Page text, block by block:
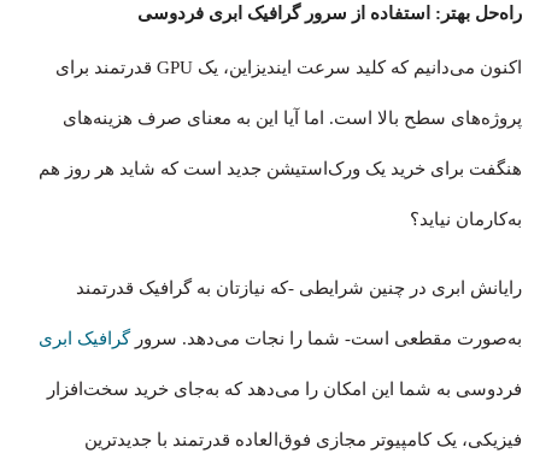
راه‌حل بهتر: استفاده از سرور گرافیک ابری فردوسی
اکنون می‌دانیم که کلید سرعت ایندیزاین، یک GPU قدرتمند برای
پروژه‌های سطح بالا است. اما آیا این به معنای صرف هزینه‌های
هنگفت برای خرید یک ورک‌استیشن جدید است که شاید هر روز هم
به‌کارمان نیاید؟
رایانش ابری در چنین شرایطی -که نیازتان به گرافیک قدرتمند
به‌صورت مقطعی است- شما را نجات می‌دهد. سرورگرافیک ابری
فردوسی به شما این امکان را می‌دهد که به‌جای خرید سخت‌افزار
فیزیکی، یک کامپیوتر مجازی فوق‌العاده قدرتمند با جدیدترین